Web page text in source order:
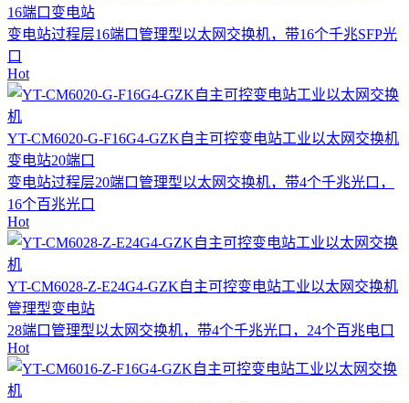
16端口 变电站
变电站过程层16端口管理型以太网交换机，带16个千兆SFP光
口
Hot
YT-CM6020-G-F16G4-GZK自主可控变电站工业以太网交换机
变电站20端口
变电站过程层20端口管理型以太网交换机，带4个千兆光口，
16个百兆光口
Hot
YT-CM6028-Z-E24G4-GZK自主可控变电站工业以太网交换机
管理型变电站
28端口管理型以太网交换机，带4个千兆光口，24个百兆电口
Hot